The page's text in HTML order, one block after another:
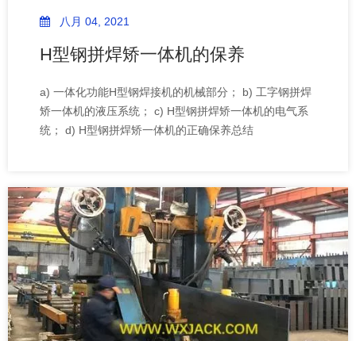
八月 04, 2021
H型钢拼焊矫一体机的保养
a) 一体化功能H型钢焊接机的机械部分； b) 工字钢拼焊
矫一体机的液压系统； c) H型钢拼焊矫一体机的电气系
统； d) H型钢拼焊矫一体机的正确保养总结